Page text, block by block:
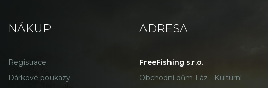
NÁKUP
Registrace
Dárkové poukazy
ADRESA
FreeFishing s.r.o.
Obchodní dům Láz - Kulturní